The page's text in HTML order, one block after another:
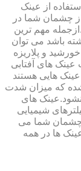
از عینک
از چشمان شما در
مهم ترین
باشد می توان
خورشید و پلاریزه
های آفتابی
عینک هایی هستند
شده که میزان شدت
های
شیمیایی
چشمان شما می
ها در همه